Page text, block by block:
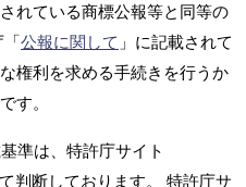
れている商標公報等と同等の
公報に関して 」に記載されて
権利を求める手続きを行うか
す。
準は、特許庁サイト
判断しております。 特許庁サ